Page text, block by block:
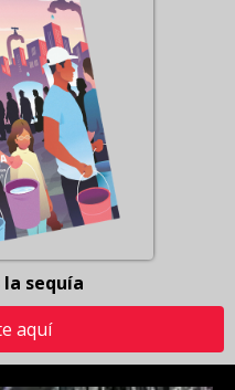
la sequía
aquí